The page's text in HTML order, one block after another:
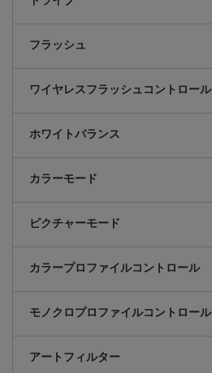
フラッシュ
ワイヤレスフラッシュコントロール
ホワイトバランス
カラーモード
ピクチャーモード
カラープロファイルコントロール
モノクロプロファイルコントロール
アートフィルター